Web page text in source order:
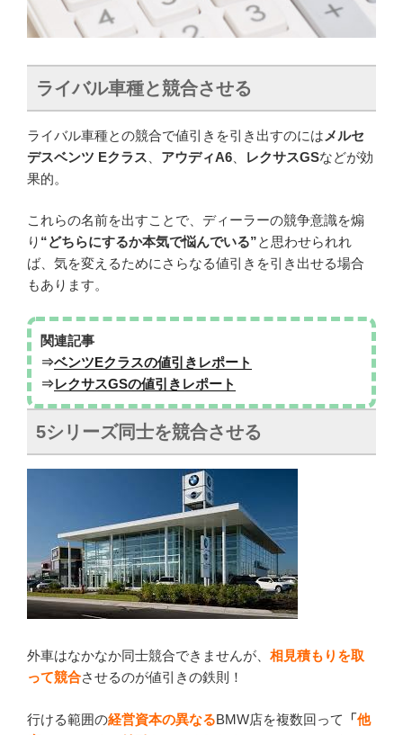
ライバル車種と競合させる
ライバル車種との競合で値引きを引き出すのには メルセ
デスベンツ Eクラス
アウディA6 レクサスGSなどが効
果的。
これらの名前を出すことで、ディーラーの競争意識を煽
り “どちらにするか本気で悩んでいる”と思わせられれ
ば、気を変えるためにさらなる値引きを引き出せる場合
もあります。
関連記事
⇒ベンツEクラスの値引きレポート
⇒レクサスGSの値引きレポート
5シリーズ同士を競合させる
外車はなかなか同士競合できませんが、 相見積もりを取
って競合させるのが値引きの鉄則！
行ける範囲の経営資本の異なるBMW店を複数回って 「他